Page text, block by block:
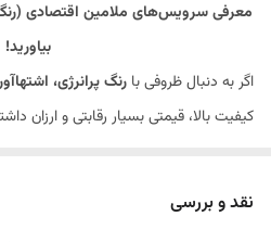
معرفی سرویس‌های ملامین اقتصادی
بیاورید!
اگر به دنبال ظروفی با رنگ پرانرژی،
کیفیت بالا، قیمتی بسیار رقابتی و ارزان
نقد و بررسی